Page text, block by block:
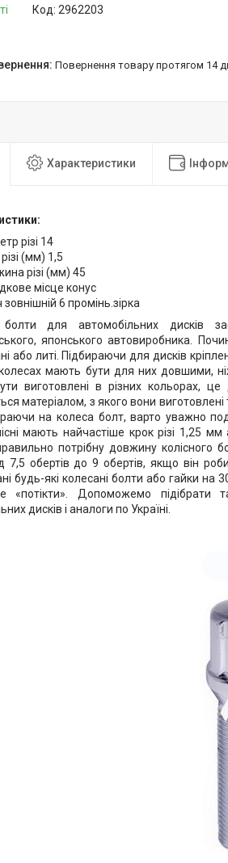
Код: 2962203
повернення товару протягом 14
Характеристики
різі 14
(мм) 1,5
різі (мм) 45
місце конус
6 промінь.зірка
болти для автомобільних дисків
японського автовиробника.
або литі. Підбираючи для дисків
мають бути для них довшими,
виготовлені в різних кольорах, це
матеріалом, з якого вони виготовлені
на колеса болт, варто уважно
мають найчастіше крок різі
потрібну довжину колісного
7,5 обертів до 9 обертів, якщо він
будь-які колесані болти або гайки
«потікти». Допоможемо підібрати
дисків і аналоги по Україні.